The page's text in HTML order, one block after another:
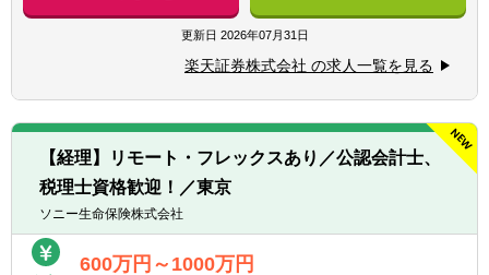
・証券会社にて主計業務のご経験がある方
・自己資本規制比率の計算を含む監督官庁等
へのモニタリング報告
・金商法監査、有価証券届出書、有価証券報
告書、決算短信作成
・会計監査対応とJ-SOX及び内部統制監査対
応
・会計業務における業務改善、効率化対応
・証券外務員資格保有の方
かしながら、チームを率いて業務効率化や高
度化を推進し、会社の成長に貢献していただ
きます。
具体的には…
・マネジメント業務: チームメンバーの育
成、業務分担、進捗管理
・単体の月次・四半期・年次決算業務の統括
・連結決算業務（国内外の子会社を担当）の
統括
・親会社（楽天証券ホールディングス）への
報告資料作成
更新日 2026年07月31日
楽天証券株式会社 の求人一覧を見る
【経理】リモート・フレックスあり／公認会計士、
税理士資格歓迎！／東京
ソニー生命保険株式会社
600万円～1000万円